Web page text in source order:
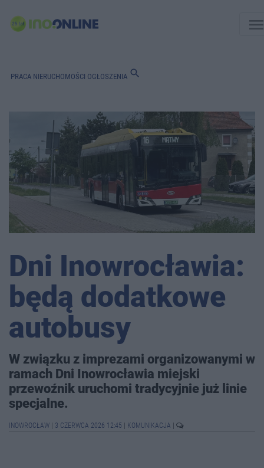
PRACA NIERUCHOMOŚCI OGŁOSZENIA search
Dni Inowrocławia:
będą dodatkowe
autobusy
W związku z imprezami organizowanymi w
ramach Dni Inowrocławia miejski
przewoźnik uruchomi tradycyjnie już linie
specjalne.
INOWROCŁAW 3 CZERWCA 2026 12:45 KOMUNIKACJA